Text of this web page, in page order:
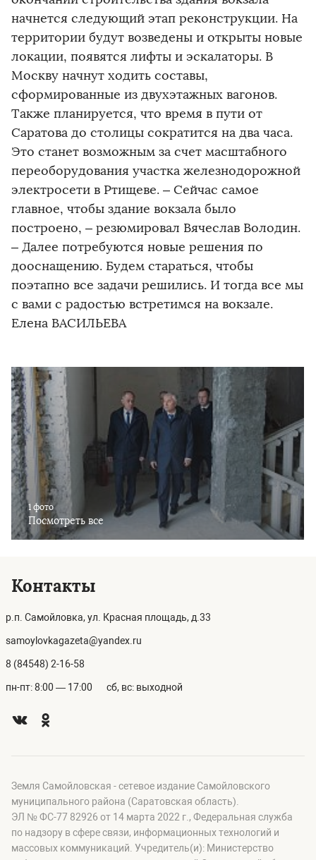
начнется следующий этап реконструкции. На
территории будут возведены и открыты новые
локации, появятся лифты и эскалаторы. В
Москву начнут ходить составы,
сформированные из двухэтажных вагонов.
Также планируется, что время в пути от
Саратова до столицы сократится на два часа.
Это станет возможным за счет масштабного
переоборудования участка железнодорожной
электросети в Ртищеве. – Сейчас самое
главное, чтобы здание вокзала было
построено, – резюмировал Вячеслав Володин.
– Далее потребуются новые решения по
дооснащению. Будем стараться, чтобы
поэтапно все задачи решились. И тогда все мы
с вами с радостью встретимся на вокзале.
Елена ВАСИЛЬЕВА
1 фото
Посмотреть все
Контакты
р.п. Самойловка, ул. Красная площадь, д.33
samoylovkagazeta@yandex.ru
8 (84548) 2-16-58
пн-пт: 8:00 — 17:00 сб, вс: выходной
Земля Самойловская - сетевое издание Самойловского
муниципального района (Саратовская область).
ЭЛ № ФС-77 82926 от 14 марта 2022 г., Федеральная служба
по надзору в сфере связи, информационных технологий и
массовых коммуникаций. Учредитель(и): Министерство